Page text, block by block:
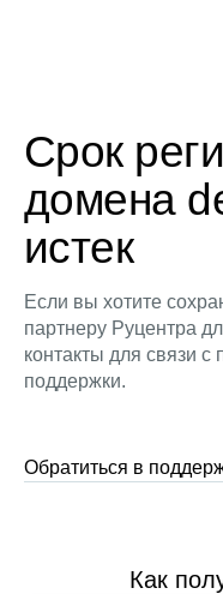
Срок
домена
истек
Если вы хотите
партнеру Руцентра
контакты для связи
поддержки.
Обратиться в
Как